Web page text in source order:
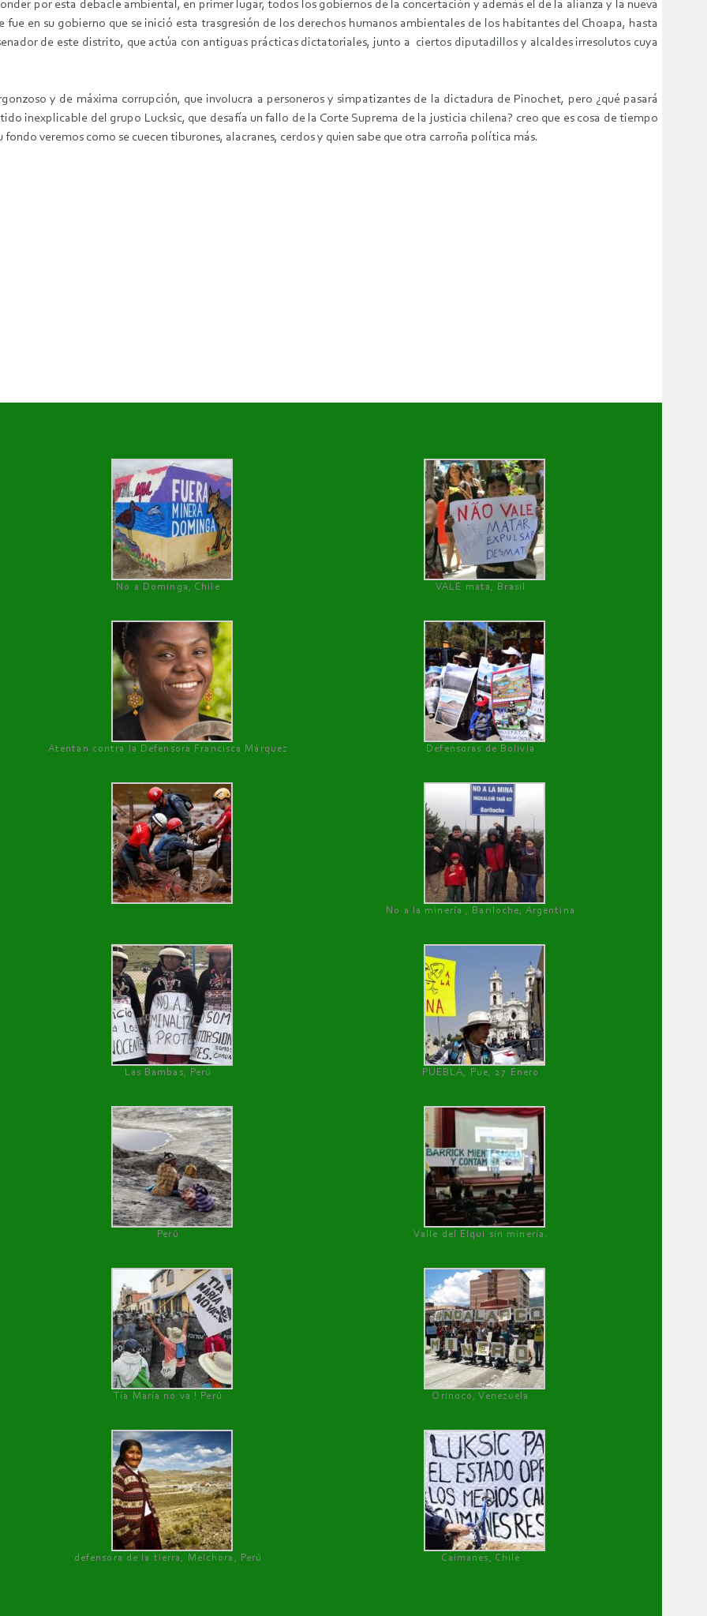
por esta debacle ambiental, en primer lugar, todos los gobiernos de la concertación y además el de la alianza y la nueva
en su gobierno que se inició esta trasgresión de los derechos humanos ambientales de los habitantes del Choapa, hasta
de este distrito, que actúa con antiguas prácticas dictatoriales, junto a ciertos diputadillos y alcaldes irresolutos cuya
y de máxima corrupción, que involucra a personeros y simpatizantes de la dictadura de Pinochet, pero ¿qué pasará
inexplicable del grupo Lucksic, que desafía un fallo de la Corte Suprema de la justicia chilena? creo que es cosa de tiempo
veremos como se cuecen tiburones, alacranes, cerdos y quien sabe que otra carroña política más.
No a Dominga, Chile
VALE mata, Brasil
Atentan contra la Defensora Francisca Márquez Defensoras de Bolivia
No a la minería , Bariloche, Argentina
Las Bambas, Perú PUEBLA, Pue, 27 Enero
Perú Valle del Elqui sin minería.
Tía María no va ! Perú Orinoco, Venezuela
defensora de la tierra, Melchora, Perú Caimanes, Chile